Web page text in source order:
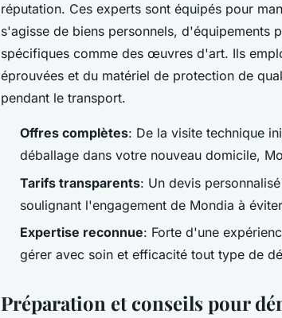
réputation. Ces experts sont équipés pour
s'agisse de biens personnels, d'équipements
spécifiques comme des œuvres d'art. Ils
éprouvées et du matériel de protection de
pendant le transport.
Offres complètes: De la visite technique
déballage dans votre nouveau domicile,
Tarifs transparents: Un devis
soulignant l'engagement de Mondia à
Expertise reconnue: Forte d'une
gérer avec soin et efficacité tout type de
Préparation et conseils pour